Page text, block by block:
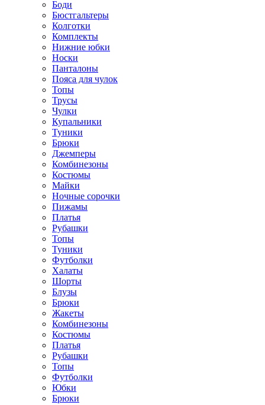
Боди
Бюстгальтеры
Колготки
Комплекты
Нижние юбки
Носки
Панталоны
Поясa для чулок
Топы
Трусы
Чулки
Купальники
Туники
Брюки
Джемперы
Комбинезоны
Костюмы
Майки
Ночные сорочки
Пижамы
Платья
Рубашки
Топы
Туники
Футболки
Халаты
Шорты
Блузы
Брюки
Жакеты
Комбинезоны
Костюмы
Платья
Рубашки
Топы
Футболки
Юбки
Брюки